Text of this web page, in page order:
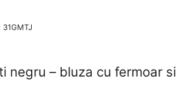
negru – bluza cu fermoar si